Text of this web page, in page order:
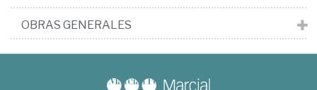
OBRAS GENERALES